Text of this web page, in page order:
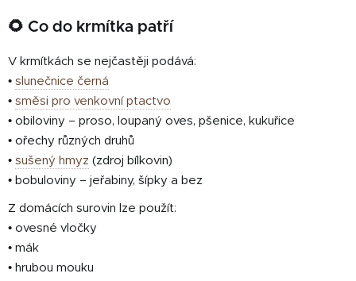
🌻 Co do krmítka patří
V krmítkách se nejčastěji podává:
• slunečnice černá
• směsi pro venkovní ptactvo
• obiloviny – proso, loupaný oves, pšenice, kukuřice
• ořechy různých druhů
• sušený hmyz (zdroj bílkovin)
• bobuloviny – jeřabiny, šípky a bez
Z domácích surovin lze použít:
• ovesné vločky
• mák
• hrubou mouku